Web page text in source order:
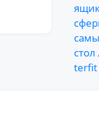
стол
terfit